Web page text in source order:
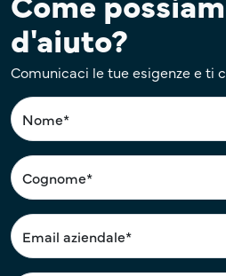
d'aiuto?
Comunicaci le tue esigenze e ti